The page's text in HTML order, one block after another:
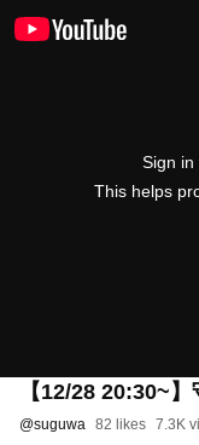
Sign in
This helps
【12/28 20:30~
@suguwa 82 likes 7.3K